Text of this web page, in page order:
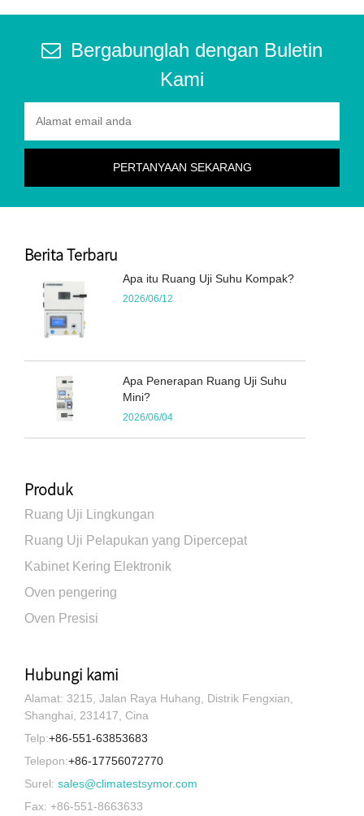
Bergabunglah dengan Buletin
Kami
Berita Terbaru
Apa itu Ruang Uji Suhu Kompak?
2026/06/12
Apa Penerapan Ruang Uji Suhu
Mini?
2026/06/04
Produk
Ruang Uji Lingkungan
Ruang Uji Pelapukan yang Dipercepat
Kabinet Kering Elektronik
Oven pengering
Oven Presisi
Hubungi kami
Alamat: 3215, Jalan Raya Huhang, Distrik Fengxian,
Shanghai, 231417, Cina
Telp:+86-551-63853683
Telepon:+86-17756072770
Surel: sales@climatestsymor.com
Fax: +86-551-8663633